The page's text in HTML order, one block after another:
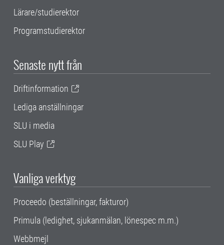
Lärare/studierektor
Programstudierektor
Senaste nytt från
Driftinformation
Lediga anställningar
SLU i media
SLU Play
Vanliga verktyg
Proceedo (beställningar, fakturor)
Primula (ledighet, sjukanmälan, lönespec m.m.)
Webbmejl